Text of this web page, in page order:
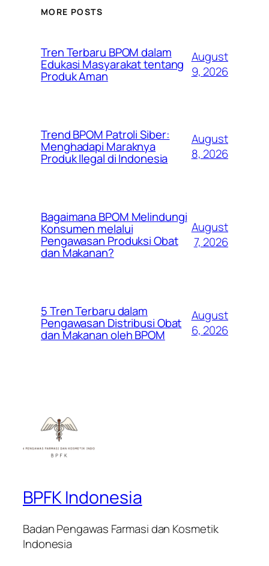
MORE POSTS
Tren Terbaru BPOM dalam
Edukasi Masyarakat tentang
Produk Aman
August
9, 2026
Trend BPOM Patroli Siber:
Menghadapi Maraknya
Produk Ilegal di Indonesia
August
8, 2026
Bagaimana BPOM Melindungi
Konsumen melalui
Pengawasan Produksi Obat
dan Makanan?
August
7, 2026
5 Tren Terbaru dalam
Pengawasan Distribusi Obat
dan Makanan oleh BPOM
August
6, 2026
BPFK Indonesia
Badan Pengawas Farmasi dan Kosmetik
Indonesia